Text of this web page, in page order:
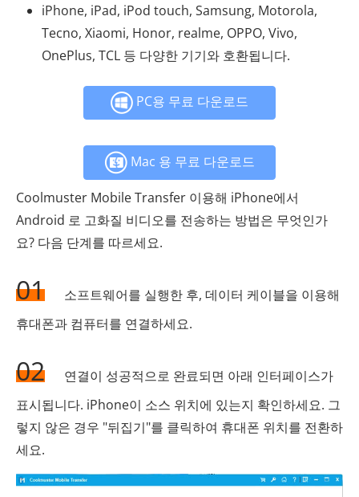
iPhone, iPad, iPod touch, Samsung, Motorola,
Tecno, Xiaomi, Honor, realme, OPPO, Vivo,
OnePlus, TCL 등 다양한 기기와 호환됩니다.
PC용 무료 다운로드
Mac 용 무료 다운로드
Coolmuster Mobile Transfer 이용해 iPhone에서
Android 로 고화질 비디오를 전송하는 방법은 무엇인가
요? 다음 단계를 따르세요.
01
소프트웨어를 실행한 후, 데이터 케이블을 이용해
휴대폰과 컴퓨터를 연결하세요.
02
연결이 성공적으로 완료되면 아래 인터페이스가
표시됩니다. iPhone이 소스 위치에 있는지 확인하세요. 그
렇지 않은 경우 "뒤집기"를 클릭하여 휴대폰 위치를 전환하
세요.